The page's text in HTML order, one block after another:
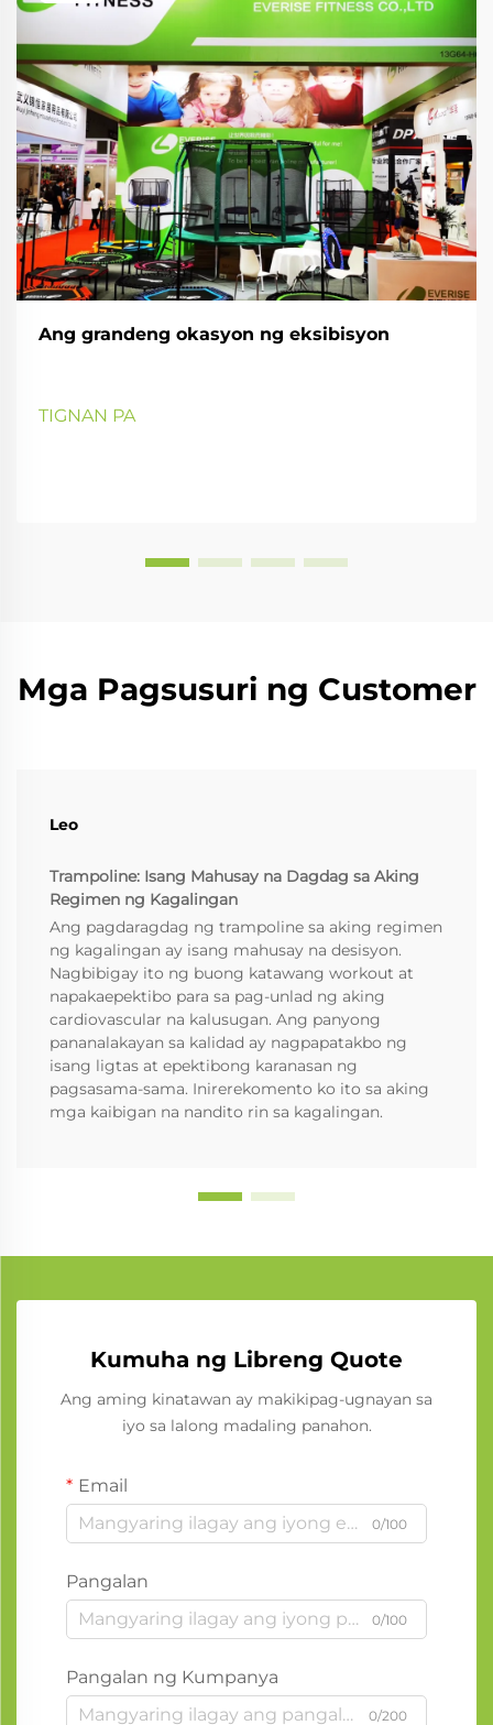
Ang grandeng okasyon ng eksibisyon
TIGNAN PA
Mga Pagsusuri ng Customer
Leo
Trampoline: Isang Mahusay na Dagdag sa Aking
Regimen ng Kagalingan
Ang pagdaragdag ng trampoline sa aking regimen
ng kagalingan ay isang mahusay na desisyon.
Nagbibigay ito ng buong katawang workout at
napakaepektibo para sa pag-unlad ng aking
cardiovascular na kalusugan. Ang panyong
pananalakayan sa kalidad ay nagpapatakbo ng
isang ligtas at epektibong karanasan ng
pagsasama-sama. Inirerekomento ko ito sa aking
mga kaibigan na nandito rin sa kagalingan.
Kumuha ng Libreng Quote
Ang aming kinatawan ay makikipag-ugnayan sa
iyo sa lalong madaling panahon.
Email
0/100
Pangalan
0/100
Pangalan ng Kumpanya
0/200